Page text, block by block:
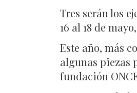
Tres serán los
16 al 18 de
Este año, más
algunas piezas
fundación